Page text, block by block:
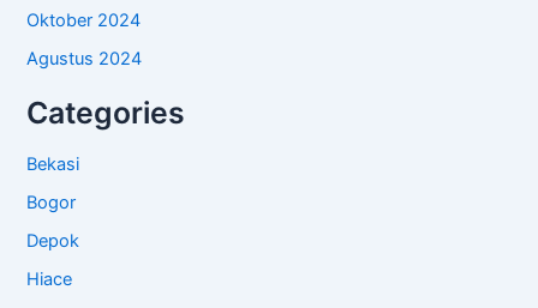
Oktober 2024
Agustus 2024
Categories
Bekasi
Bogor
Depok
Hiace